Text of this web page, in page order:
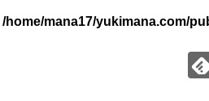
/home/mana17/yukimana.com/